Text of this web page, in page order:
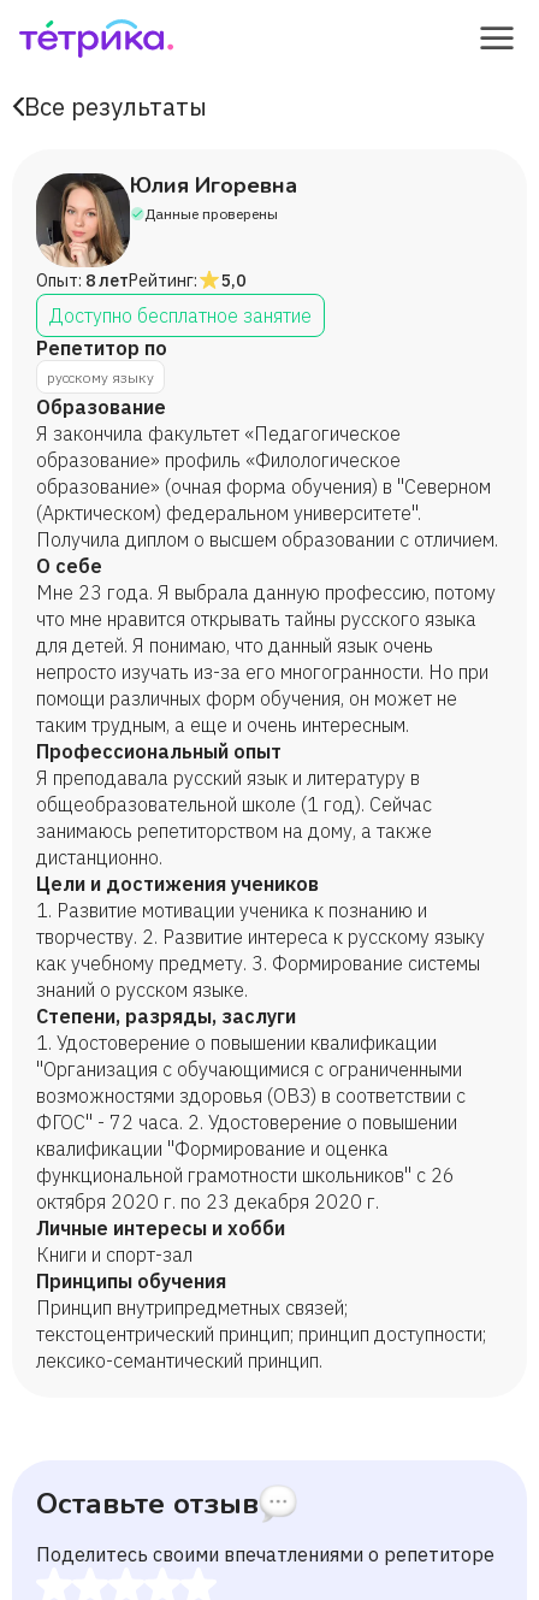
Все результаты
Юлия Игоревна
Данные проверены
Опыт: 8 летРейтинг: 5,0
Доступно бесплатное занятие
Репетитор по
русскому языку
Образование
Я закончила факультет «Педагогическое
образование» профиль «Филологическое
образование» (очная форма обучения) в "Северном
(Арктическом) федеральном университете".
Получила диплом о высшем образовании с отличием.
О себе
Мне 23 года. Я выбрала данную профессию, потому
что мне нравится открывать тайны русского языка
для детей. Я понимаю, что данный язык очень
непросто изучать из-за его многогранности. Но при
помощи различных форм обучения, он может не
таким трудным, а еще и очень интересным.
Профессиональный опыт
Я преподавала русский язык и литературу в
общеобразовательной школе (1 год). Сейчас
занимаюсь репетиторством на дому, а также
дистанционно.
Цели и достижения учеников
1. Развитие мотивации ученика к познанию и
творчеству. 2. Развитие интереса к русскому языку
как учебному предмету. 3. Формирование системы
знаний о русском языке.
Степени, разряды, заслуги
1. Удостоверение о повышении квалификации
"Организация с обучающимися с ограниченными
возможностями здоровья (ОВЗ) в соответствии с
ФГОС" - 72 часа. 2. Удостоверение о повышении
квалификации "Формирование и оценка
функциональной грамотности школьников" с 26
октября 2020 г. по 23 декабря 2020 г.
Личные интересы и хобби
Книги и спорт-зал
Принципы обучения
Принцип внутрипредметных связей;
текстоцентрический принцип; принцип доступности;
лексико-семантический принцип.
Оставьте отзыв
Поделитесь своими впечатлениями о репетиторе